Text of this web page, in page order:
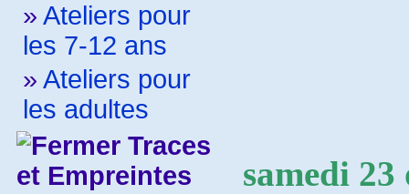
» Ateliers pour
les 7-12 ans
» Ateliers pour
les adultes
Traces
et Empreintes
samedi